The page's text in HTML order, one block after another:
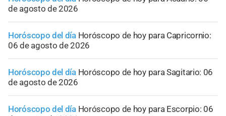
de agosto de 2026
Horóscopo del día Horóscopo de hoy para Capricornio:
06 de agosto de 2026
Horóscopo del día Horóscopo de hoy para Sagitario: 06
de agosto de 2026
Horóscopo del día Horóscopo de hoy para Escorpio: 06